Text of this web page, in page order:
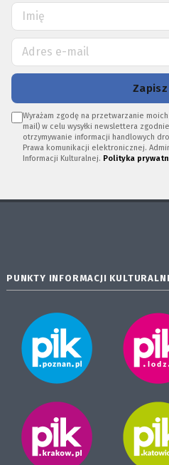
Wyrażam zgodę na przetwarzanie
mail) w celu wysyłki newslettera
otrzymywanie informacji handlowych
Prawa komunikacji elektronicznej.
Informacji Kulturalnej. Polityka
PUNKTY INFORMACJI